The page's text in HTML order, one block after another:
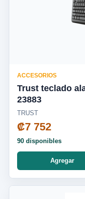
ACCESORIOS
Trust teclado alambrico
23883
TRUST
₡7 752
90 disponibles
Agregar